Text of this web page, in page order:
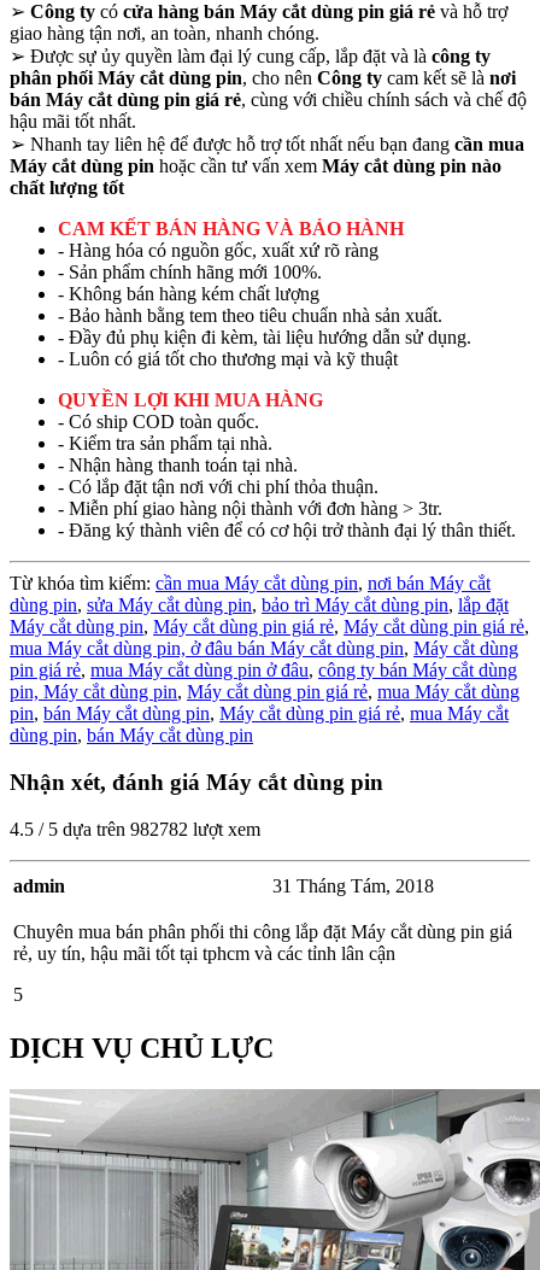
➢ Công ty có cửa hàng bán Máy cắt dùng pin giá rẻ và hỗ trợ
giao hàng tận nơi, an toàn, nhanh chóng.
➢ Được sự ủy quyền làm đại lý cung cấp, lắp đặt và là công ty
phân phối Máy cắt dùng pin, cho nên Công ty cam kết sẽ là nơi
bán Máy cắt dùng pin giá rẻ, cùng với chiều chính sách và chế độ
hậu mãi tốt nhất.
➢ Nhanh tay liên hệ để được hỗ trợ tốt nhất nếu bạn đang cần mua
Máy cắt dùng pin hoặc cần tư vấn xem Máy cắt dùng pin nào
chất lượng tốt
CAM KẾT BÁN HÀNG VÀ BẢO HÀNH
- Hàng hóa có nguồn gốc, xuất xứ rõ ràng
- Sản phẩm chính hãng mới 100%.
- Không bán hàng kém chất lượng
- Bảo hành bằng tem theo tiêu chuẩn nhà sản xuất.
- Đầy đủ phụ kiện đi kèm, tài liệu hướng dẫn sử dụng.
- Luôn có giá tốt cho thương mại và kỹ thuật
QUYỀN LỢI KHI MUA HÀNG
- Có ship COD toàn quốc.
- Kiểm tra sản phẩm tại nhà.
- Nhận hàng thanh toán tại nhà.
- Có lắp đặt tận nơi với chi phí thỏa thuận.
- Miễn phí giao hàng nội thành với đơn hàng > 3tr.
- Đăng ký thành viên để có cơ hội trở thành đại lý thân thiết.
Từ khóa tìm kiếm: cần mua Máy cắt dùng pin, nơi bán Máy cắt
dùng pin, sửa Máy cắt dùng pin, bảo trì Máy cắt dùng pin, lắp đặt
Máy cắt dùng pin, Máy cắt dùng pin giá rẻ, Máy cắt dùng pin giá rẻ,
mua Máy cắt dùng pin, ở đâu bán Máy cắt dùng pin, Máy cắt dùng
pin giá rẻ, mua Máy cắt dùng pin ở đâu, công ty bán Máy cắt dùng
pin, Máy cắt dùng pin, Máy cắt dùng pin giá rẻ, mua Máy cắt dùng
pin, bán Máy cắt dùng pin, Máy cắt dùng pin giá rẻ, mua Máy cắt
dùng pin, bán Máy cắt dùng pin
Nhận xét, đánh giá Máy cắt dùng pin
4.5 / 5 dựa trên 982782 lượt xem
admin 31 Tháng Tám, 2018
Chuyên mua bán phân phối thi công lắp đặt Máy cắt dùng pin giá
rẻ, uy tín, hậu mãi tốt tại tphcm và các tỉnh lân cận
5
DỊCH VỤ CHỦ LỰC